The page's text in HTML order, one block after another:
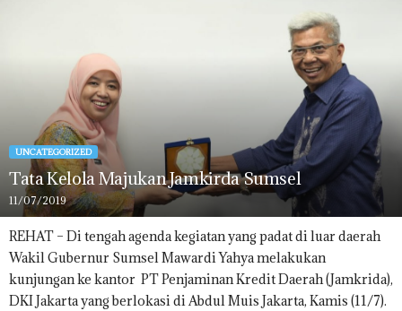
UNCATEGORIZED
Tata Kelola Majukan Jamkirda Sumsel
11/07/2019
REHAT – Di tengah agenda kegiatan yang padat di luar daerah
Wakil Gubernur Sumsel Mawardi Yahya melakukan
kunjungan ke kantor PT Penjaminan Kredit Daerah (Jamkrida),
DKI Jakarta yang berlokasi di Abdul Muis Jakarta, Kamis (11/7).